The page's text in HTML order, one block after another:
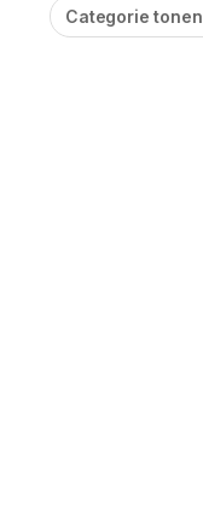
Categorie tonen